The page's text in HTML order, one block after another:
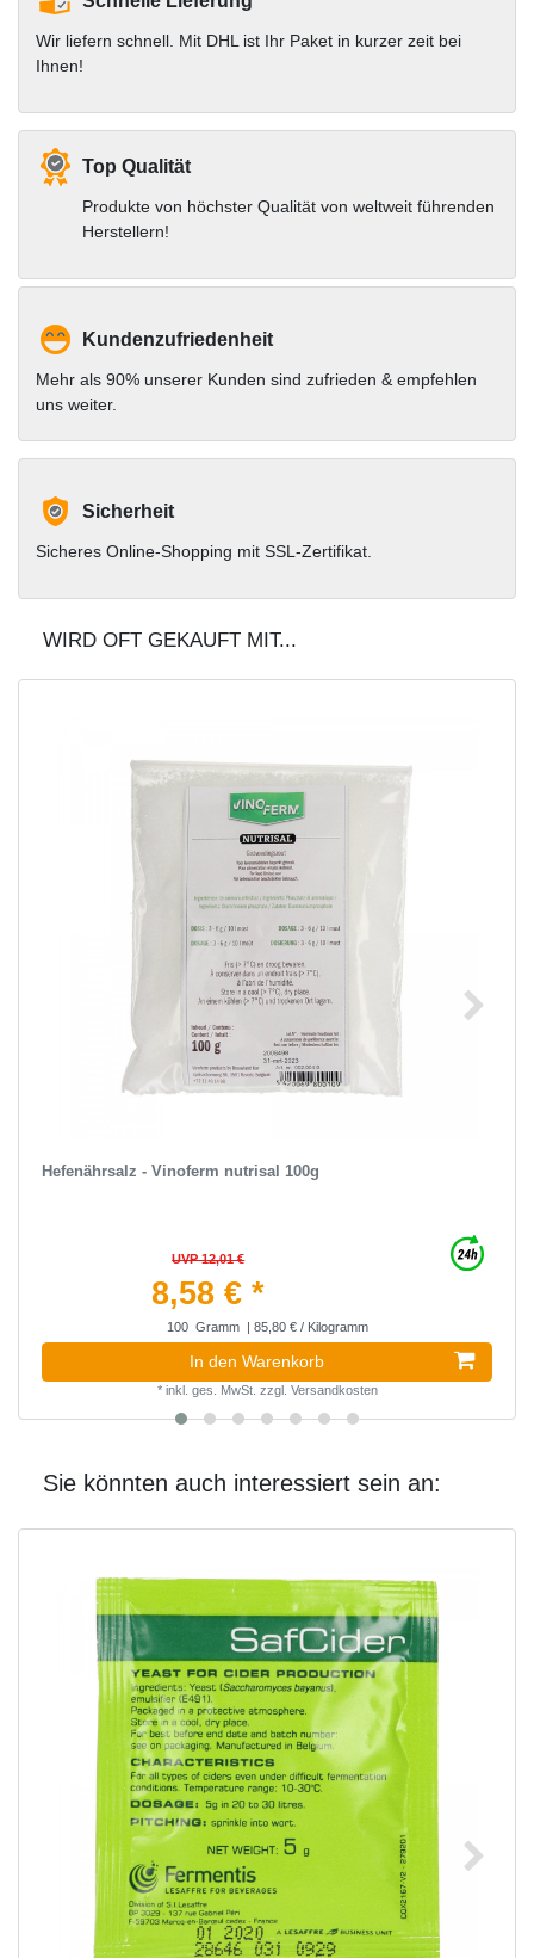
Wir liefern schnell. Mit DHL ist Ihr Paket in kurzer zeit bei
Ihnen!
Top Qualität
Produkte von höchster Qualität von weltweit führenden
Herstellern!
Kundenzufriedenheit
Mehr als 90% unserer Kunden sind zufrieden & empfehlen
uns weiter.
Sicherheit
Sicheres Online-Shopping mit SSL-Zertifikat.
WIRD OFT GEKAUFT MIT...
Hefenährsalz - Vinoferm nutrisal 100g
UVP 12,01 €
8,58 € *
100 Gramm | 85,80 € / Kilogramm
In den Warenkorb
* inkl. ges. MwSt. zzgl. Versandkosten
Sie könnten auch interessiert sein an: